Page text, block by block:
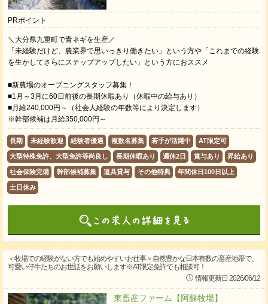
PRポイント
＼大分県九重町で青ネギを生産／
「未経験だけど、農業界で思いっきり働きたい」という方や「これまでの経験
を生かしてさらにステップアップしたい」という方におススメ
■新農場のオープニングスタッフ募集！
■1月～3月に60日前後の長期休暇あり（休暇中の給与あり）
■月給240,000円～（社会人経験の年数等により決定します）
※幹部候補は月給350,000円～
長期 未経験歓迎 経験者優遇 複数名募集 若手が活躍中 AT限定可
大型特殊免許、大型免許等尚良し 長期休暇あり 週休2日 賞与あり 昇給あり
社会保険完備 幹部候補募集 道具貸与 その他特典 年間休日100日以上
土日休み
＜牧場での経験がない方でも始めやすいお仕事＞自然豊かな日本有数の畜産地帯で、
可愛い仔牛たちのお世話をお願いします※AT限定免許でも相談可！
情報更新日 2026/06/12
東畜産ファーム【阿蘇牧場】